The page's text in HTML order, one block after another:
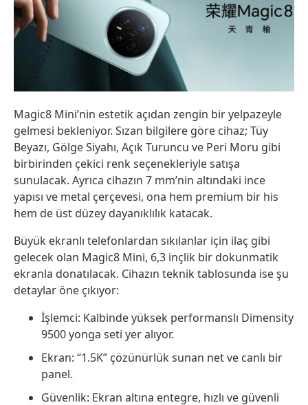
Magic8 Mini’nin estetik açıdan zengin bir yelpazeyle
gelmesi bekleniyor. Sızan bilgilere göre cihaz; Tüy
Beyazı, Gölge Siyahı, Açık Turuncu ve Peri Moru gibi
birbirinden çekici renk seçenekleriyle satışa
sunulacak. Ayrıca cihazın 7 mm’nin altındaki ince
yapısı ve metal çerçevesi, ona hem premium bir his
hem de üst düzey dayanıklılık katacak.
Büyük ekranlı telefonlardan sıkılanlar için ilaç gibi
gelecek olan Magic8 Mini, 6,3 inçlik bir dokunmatik
ekranla donatılacak. Cihazın teknik tablosunda ise şu
detaylar öne çıkıyor:
İşlemci: Kalbinde yüksek performanslı Dimensity
9500 yonga seti yer alıyor.
Ekran: “1.5K” çözünürlük sunan net ve canlı bir
panel.
Güvenlik: Ekran altına entegre, hızlı ve güvenli